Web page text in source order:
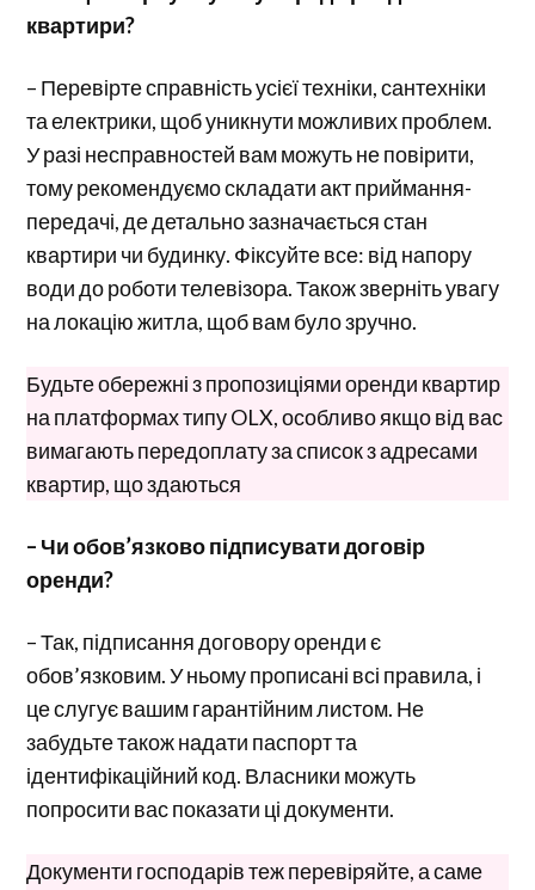
квартири?
– Перевірте справність усієї техніки, сантехніки
та електрики, щоб уникнути можливих проблем.
У разі несправностей вам можуть не повірити,
тому рекомендуємо складати акт приймання-
передачі, де детально зазначається стан
квартири чи будинку. Фіксуйте все: від напору
води до роботи телевізора. Також зверніть увагу
на локацію житла, щоб вам було зручно.
Будьте обережні з пропозиціями оренди квартир
на платформах типу OLX, особливо якщо від вас
вимагають передоплату за список з адресами
квартир, що здаються
– Чи обов’язково підписувати договір
оренди?
– Так, підписання договору оренди є
обов’язковим. У ньому прописані всі правила, і
це слугує вашим гарантійним листом. Не
забудьте також надати паспорт та
ідентифікаційний код. Власники можуть
попросити вас показати ці документи.
Документи господарів теж перевіряйте, а саме